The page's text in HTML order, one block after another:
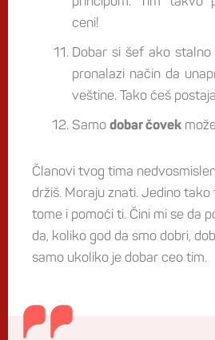
ceni!
Dobar si šef ako
pronalazi način da
veštine. Tako ćeš
Samo dobar čovek
Članovi tvog tima
držiš. Moraju znati. Jedino
tome i pomoći ti. Čini mi se da
da, koliko god da smo dobri,
samo ukoliko je dobar ceo tim.